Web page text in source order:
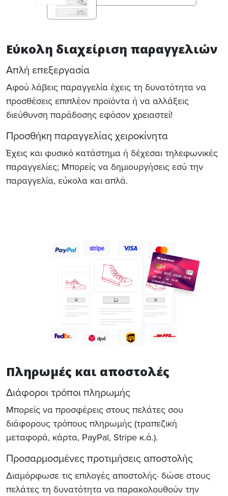
Εύκολη διαχείριση παραγγελιών
Απλή επεξεργασία
Αφού λάβεις παραγγελία έχεις τη δυνατότητα να
προσθέσεις επιπλέον προϊόντα ή να αλλάξεις
διεύθυνση παράδοσης εφόσον χρειαστεί!
Προσθήκη παραγγελίας χειροκίνητα
Έχεις και φυσικό κατάστημα ή δέχεσαι τηλεφωνικές
παραγγελίες; Μπορείς να δημιουργήσεις εσύ την
παραγγελία, εύκολα και απλά.
Πληρωμές και αποστολές
Διάφοροι τρόποι πληρωμής
Μπορείς να προσφέρεις στους πελάτες σου
διάφορους τρόπους πληρωμής (τραπεζική
μεταφορά, κάρτα, PayPal, Stripe κ.ά.).
Προσαρμοσμένες προτιμήσεις αποστολής
Διαμόρφωσε τις επιλογές αποστολής· δώσε στους
πελάτες τη δυνατότητα να παρακολουθούν την